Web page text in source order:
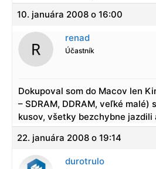
10. januára 2008 o 16:00
renad
Účastník
Dokupoval som do Macov len
– SDRAM, DDRAM, veľké malé)
kusov, všetky bezchybne jazdili
22. januára 2008 o 19:14
durotrulo